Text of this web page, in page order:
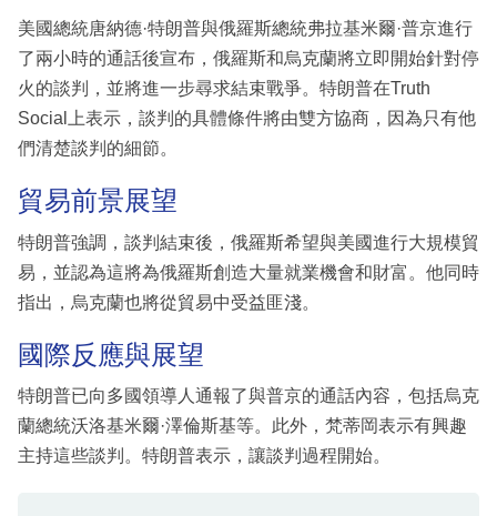
區
美國總統唐納德·特朗普與俄羅斯總統弗拉基米爾·普京進行
了兩小時的通話後宣布，俄羅斯和烏克蘭將立即開始針對停
火的談判，並將進一步尋求結束戰爭。特朗普在Truth
Social上表示，談判的具體條件將由雙方協商，因為只有他
們清楚談判的細節。
貿易前景展望
特朗普強調，談判結束後，俄羅斯希望與美國進行大規模貿
易，並認為這將為俄羅斯創造大量就業機會和財富。他同時
指出，烏克蘭也將從貿易中受益匪淺。
國際反應與展望
特朗普已向多國領導人通報了與普京的通話內容，包括烏克
蘭總統沃洛基米爾·澤倫斯基等。此外，梵蒂岡表示有興趣
主持這些談判。特朗普表示，讓談判過程開始。